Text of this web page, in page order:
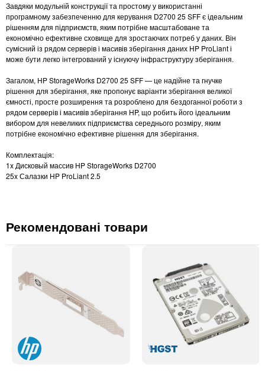
Завдяки модульній конструкції та простому у використанні
програмному забезпеченню для керування D2700 25 SFF є ідеальним
рішенням для підприємств, яким потрібне масштабоване та
економічно ефективне сховище для зростаючих потреб у даних. Він
сумісний із рядом серверів і масивів зберігання даних HP ProLiant і
може бути легко інтегрований у існуючу інфраструктуру зберігання.
Загалом, HP StorageWorks D2700 25 SFF — це надійне та гнучке
рішення для зберігання, яке пропонує варіанти зберігання великої
ємності, просте розширення та розроблено для бездоганної роботи з
рядом серверів і масивів зберігання HP, що робить його ідеальним
вибором для невеликих підприємства середнього розміру, яким
потрібне економічно ефективне рішення для зберігання.
Комплектація:
1x Дисковый массив HP StorageWorks D2700
25x Салазки HP ProLiant 2.5
Рекомендовані товари